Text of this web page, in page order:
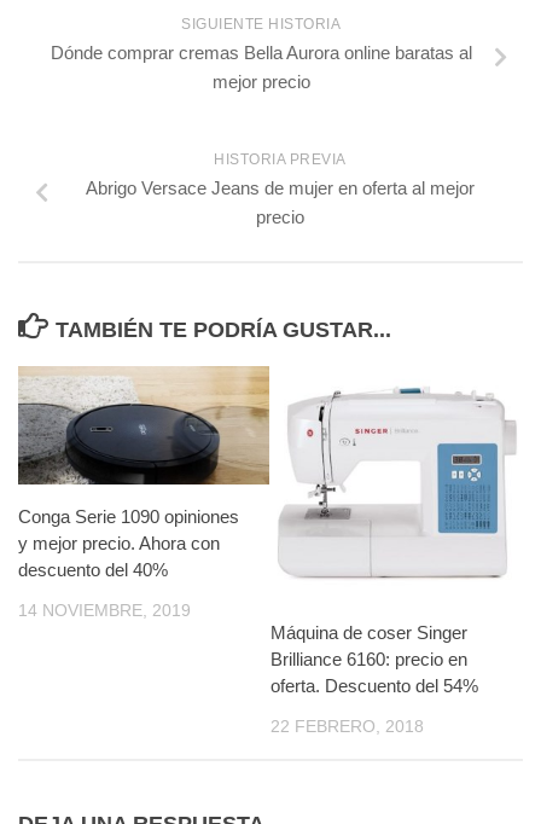
SIGUIENTE HISTORIA
Dónde comprar cremas Bella Aurora online baratas al
mejor precio
HISTORIA PREVIA
Abrigo Versace Jeans de mujer en oferta al mejor
precio
TAMBIÉN TE PODRÍA GUSTAR...
Conga Serie 1090 opiniones
y mejor precio. Ahora con
descuento del 40%
14 NOVIEMBRE, 2019
Máquina de coser Singer
Brilliance 6160: precio en
oferta. Descuento del 54%
22 FEBRERO, 2018